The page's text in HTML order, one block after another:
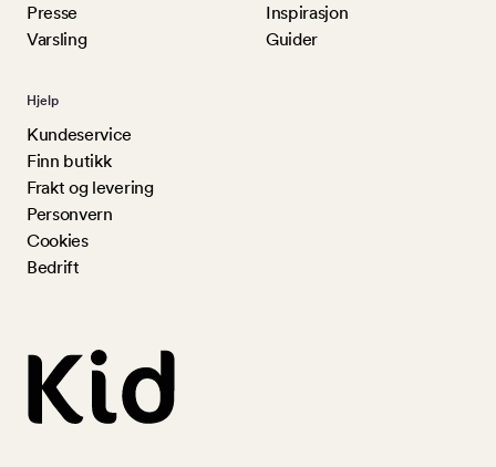
Presse
Varsling
Inspirasjon
Guider
Hjelp
Kundeservice
Finn butikk
Frakt og levering
Personvern
Cookies
Bedrift